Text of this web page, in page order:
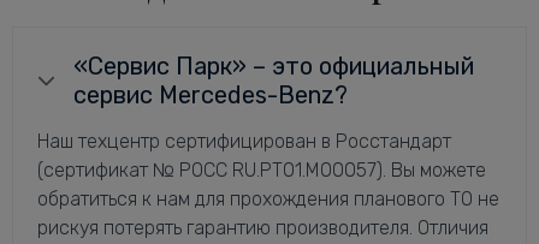
«Сервис Парк» – это официальный
сервис Mercedes-Benz?
Наш техцентр сертифицирован в Росстандарт
(сертификат № РОСС RU.РТ01.М00057). Вы можете
обратиться к нам для прохождения планового ТО не
рискуя потерять гарантию производителя. Отличия